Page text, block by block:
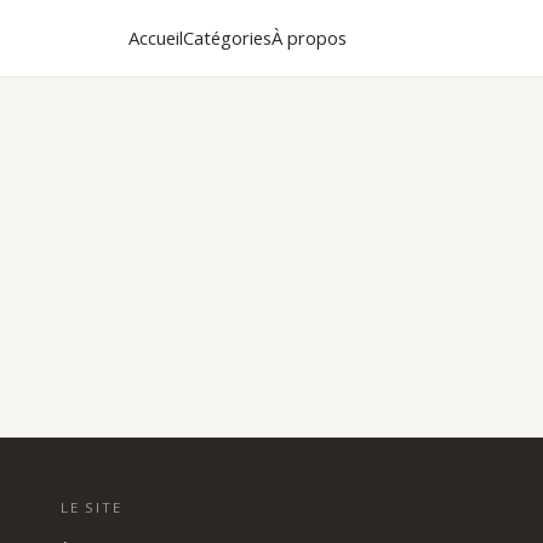
AccueilCatégoriesÀ propos
LE SITE